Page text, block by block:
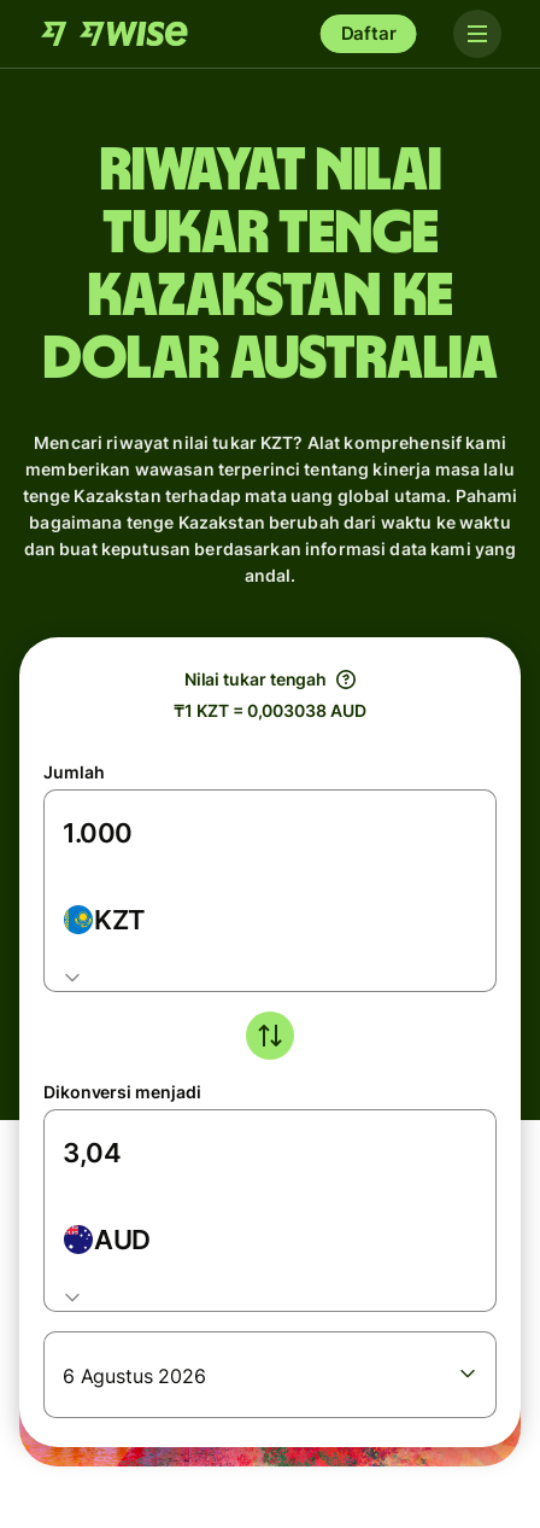
Daftar
Riwayat Nilai
Tukar tenge
Kazakstan ke
dolar Australia
Mencari riwayat nilai tukar KZT? Alat komprehensif kami
memberikan wawasan terperinci tentang kinerja masa lalu
tenge Kazakstan terhadap mata uang global utama. Pahami
bagaimana tenge Kazakstan berubah dari waktu ke waktu
dan buat keputusan berdasarkan informasi data kami yang
andal.
Nilai tukar tengah
₸1 KZT = 0,003038 AUD
Jumlah
KZT
Dikonversi menjadi
AUD
6 Agustus 2026